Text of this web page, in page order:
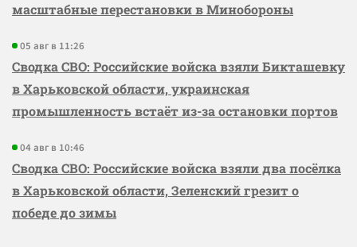
масштабные перестановки в Минобороны
05 авг в 11:26
Сводка СВО: Российские войска взяли Бикташевку
в Харьковской области, украинская
промышленность встаёт из-за остановки портов
04 авг в 10:46
Сводка СВО: Российские войска взяли два посёлка
в Харьковской области, Зеленский грезит о
победе до зимы